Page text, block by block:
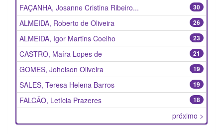
30
FAÇANHA, Josanne Cristina Ribeiro...
26
ALMEIDA, Roberto de Oliveira
23
ALMEIDA, Igor Martins Coelho
21
CASTRO, Maíra Lopes de
19
GOMES, Johelson Oliveira
19
SALES, Teresa Helena Barros
18
FALCÃO, Letícia Prazeres
próximo >